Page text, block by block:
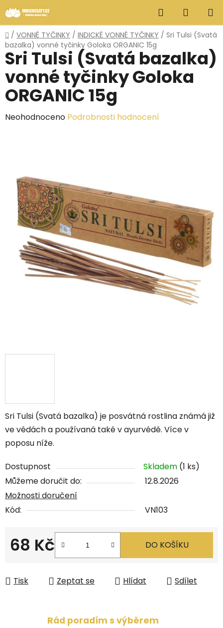
na
obsah
Hledat
KOŠÍK
Domů
/ VONNÉ TYČINKY / INDICKÉ VONNÉ TYČINKY / Sri Tulsi (Svatá
bazalka) vonné tyčinky Goloka ORGANIC 15g
Sri Tulsi (Svatá bazalka) je posvátná rostlina známá již
ve védách a používaná také v ayurvédě. Více v
poposu níže.
Dostupnost Skladem (1 ks)
Můžeme doručit do:
12.8.2026
Možnosti doručení
Kód:
VN103
68 Kč
Měrná cena:
DO KOŠÍKU
Tisk Zeptat se Hlídat Sdílet
Sri Tulsi (Svatá bazalka)
vonné tyčinky Goloka
ORGANIC 15g
Průměrné
hvězdiček.
Neohodnoceno Podrobnosti hodnocení
Rád poradím s výběrem